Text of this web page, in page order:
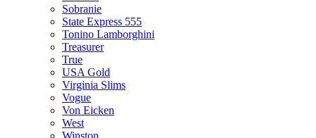
Sobranie
State Express 555
Tonino Lamborghini
Treasurer
True
USA Gold
Virginia Slims
Vogue
Von Eicken
West
Winston